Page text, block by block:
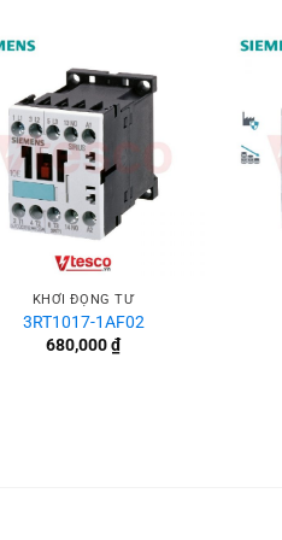
KHỞI ĐỘNG TỪ
3RT1017-1AF02
680,000₫